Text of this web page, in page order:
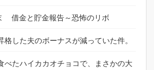
借金と貯金報告～恐怖のリボ
格した夫のボーナスが減っていた件。
べたハイカカオチョコで、まさかの大